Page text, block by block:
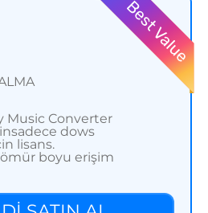
Music Converter
dows
lisans.
boyu erişim